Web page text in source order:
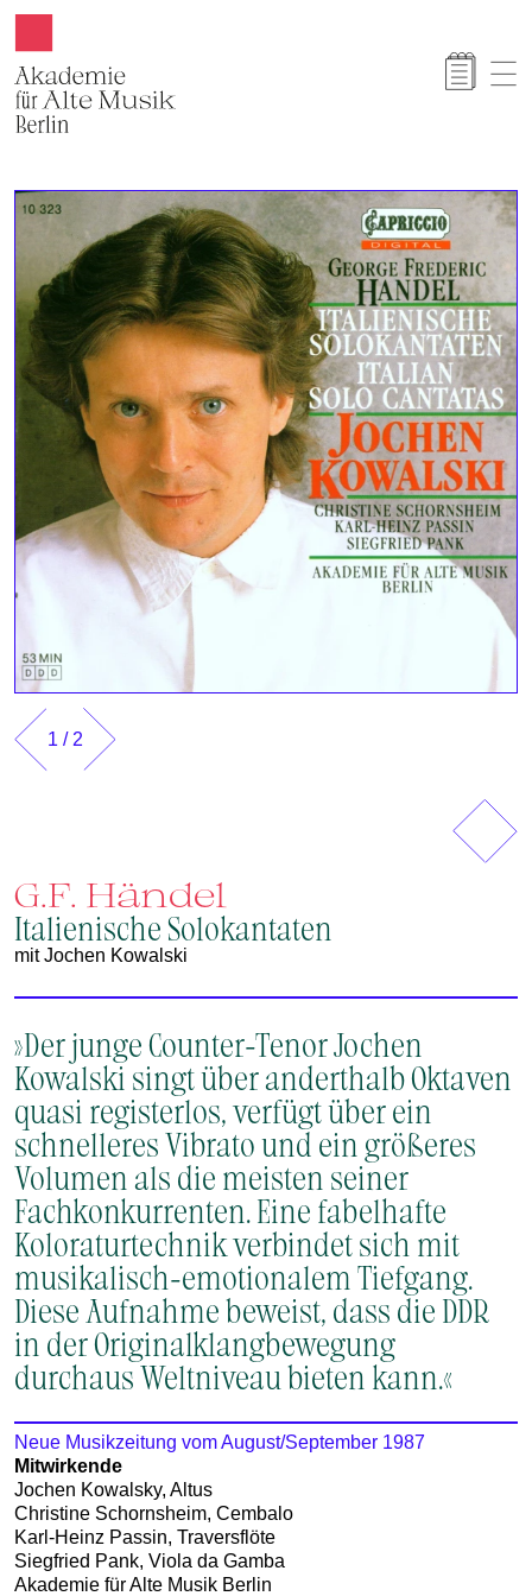
1 / 2
G.F. Händel
Italienische Solokantaten
mit Jochen Kowalski
»Der junge Counter-Tenor Jochen
Kowalski singt über anderthalb Oktaven
quasi registerlos, verfügt über ein
schnelleres Vibrato und ein größeres
Volumen als die meisten seiner
Fachkonkurrenten. Eine fabelhafte
Koloraturtechnik verbindet sich mit
musikalisch-emotionalem Tiefgang.
Diese Aufnahme beweist, dass die DDR
in der Originalklangbewegung
durchaus Weltniveau bieten kann.«
Neue Musikzeitung vom August/September 1987
Mitwirkende
Jochen Kowalsky, Altus
Christine Schornsheim, Cembalo
Karl-Heinz Passin, Traversflöte
Siegfried Pank, Viola da Gamba
Akademie für Alte Musik Berlin